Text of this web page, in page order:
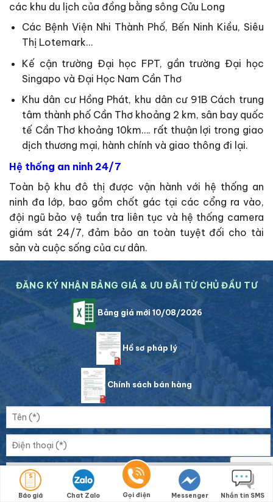
các khu du lịch của đồng bằng sông Cửu Long
Các Bệnh Viện Nhi Thành Phố, Bến Ninh Kiều, Siêu
Thị Lotemark…
Kế cận trường Đại học FPT, gần trường Đại học
Singapo và Đại Học Nam Cần Thơ
Khu dân cư Hồng Phát, khu dân cư 91B Cách trung
tâm thành phố Cần Thơ khoảng 2 km, sân bay quốc
tế Cần Thơ khoảng 10km…. rất thuận lợi trong giao
dịch thương mại, hành chính và giao thông đi lại.
Hệ thống an ninh 24/7
Toàn bộ khu đô thị được vận hành với hệ thống an
ninh đa lớp, bao gồm chốt gác tại các cổng ra vào,
đội ngũ bảo vệ tuần tra liên tục và hệ thống camera
giám sát 24/7, đảm bảo an toàn tuyệt đối cho tài
sản và cuộc sống của cư dân.
ĐĂNG KÝ NHẬN BẢNG GIÁ & ƯU ĐÃI TỪ CHỦ ĐẦU TƯ
Bảng giá mới 10/08/2026
Hồ sơ pháp lý
Chính sách bán hàng
Báo giá Chat Zalo Gọi điện Messenger Nhắn tin SMS